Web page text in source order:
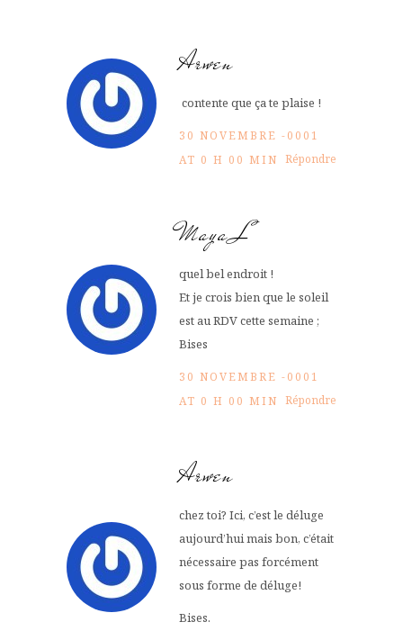
Arwen
contente que ça te plaise !
30 NOVEMBRE -0001
AT 0 H 00 MIN Répondre
Maya L
quel bel endroit !
Et je crois bien que le soleil
est au RDV cette semaine ;
Bises
30 NOVEMBRE -0001
AT 0 H 00 MIN Répondre
Arwen
chez toi? Ici, c’est le déluge
aujourd’hui mais bon, c’était
nécessaire pas forcément
sous forme de déluge!
Bises.